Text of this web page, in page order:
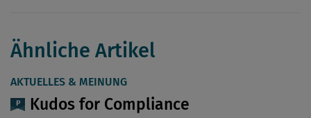
Ähnliche Artikel
AKTUELLES & MEINUNG
Kudos for Compliance